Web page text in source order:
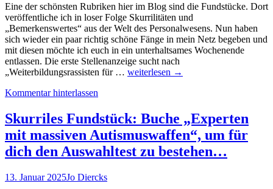
Eine der schönsten Rubriken hier im Blog sind die Fundstücke. Dort
veröffentliche ich in loser Folge Skurrilitäten und
„Bemerkenswertes“ aus der Welt des Personalwesens. Nun haben
sich wieder ein paar richtig schöne Fänge in mein Netz begeben und
mit diesen möchte ich euch in ein unterhaltsames Wochenende
entlassen. Die erste Stellenanzeige sucht nach
„Weiterbildungsrassisten für … 🤣
für
Weiterbildungsrassisten/in.
Darf
auch
ein
weiterlesen →
Kommentar hinterlassen
Skurriles Fundstück: Buche „Experten
mit massiven Autismuswaffen“, um für
dich den Auswahltest zu bestehen…
13. Januar 2025Jo Diercks